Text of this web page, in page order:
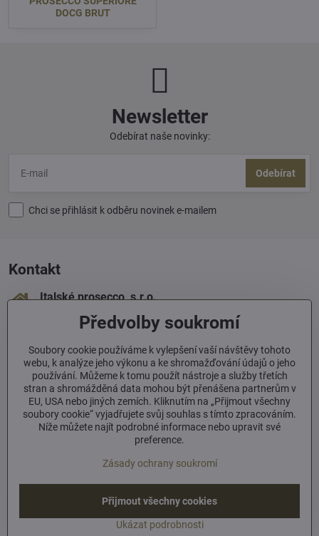
DOCG BRUT
Newsletter
Odebírat naše novinky:
Odebírat
Chci se přihlásit k odběru novinek e-mailem
Kontakt
Italské prosecco, s​.r​.o​.
100 00 Praha 10
+420 603 293 060
info​@italskeprosecco​.cz
Informace
Facebook
©2026CopyrightPředvolby soukromíZásady ochrany soukromí
Vytvořeno systémem:ByznysWeb.cz
Předvolby soukromí
Soubory cookie používáme k vylepšení vaší návštěvy tohoto
webu, k analýze jeho výkonu a ke shromažďování údajů o jeho
používání. Můžeme k tomu použít nástroje a služby třetích
stran a shromážděná data mohou být přenášena partnerům v
EU, USA nebo jiných zemích. Kliknutím na „Přijmout všechny
soubory cookie“ vyjadřujete svůj souhlas s tímto zpracováním.
Níže můžete najít podrobné informace nebo upravit své
preference.
Zásady ochrany soukromí
Ukázat podrobnosti
Přijmout všechny cookies